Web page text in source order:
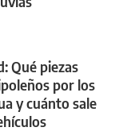
Qué piezas
por los
y cuánto sale